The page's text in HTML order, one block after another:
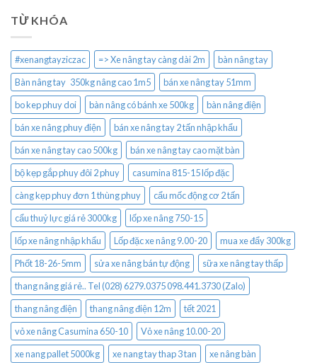
TỪ KHÓA
#xenangtayziczac => Xe nâng tay càng dài 2m
bàn nâng tay
Bàn nâng tay 350kg nâng cao 1m5
bán xe nâng tay 51mm
bo kep phuy doi
bàn nâng có bánh xe 500kg
bàn nâng điện
bán xe nâng phuy điện
bán xe nâng tay 2 tấn nhập khẩu
bán xe nâng tay cao 500kg
bán xe nâng tay cao mặt bàn
bộ kẹp gắp phuy đôi 2 phuy
casumina 815-15 lốp đặc
càng kẹp phuy đơn 1 thùng phuy
cẩu mốc động cơ 2 tấn
cẩu thuỷ lực giá rẻ 3000kg
lốp xe nâng 750-15
lốp xe nâng nhập khẩu
Lốp đặc xe nâng 9.00-20
mua xe đẩy 300kg
Phốt 18-26-5mm
sửa xe nâng bán tự động
sữa xe nâng tay thấp
thang nâng giá rẻ.. Tel (028) 6279.0375 098.441.3730 (Zalo)
thang nâng điện
thang nâng điện 12m
tết 2021
vỏ xe nâng Casumina 650-10
Vỏ xe nâng 10.00-20
xe nang pallet 5000kg
xe nang tay thap 3 tan
xe nâng bàn